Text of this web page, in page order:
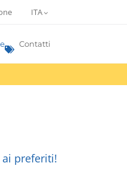
ITA
Contatti
preferiti!